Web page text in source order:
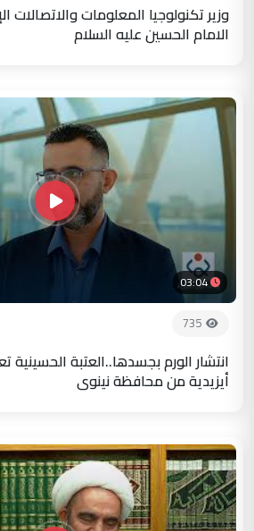
وزير تكنولوجيا المعلومات والاتصالات
الامام الحسين عليه السلام
03:04
735
انتشار الورم بجسدها..العتبة الحسينية
أيزيدية من محافظة نينوى